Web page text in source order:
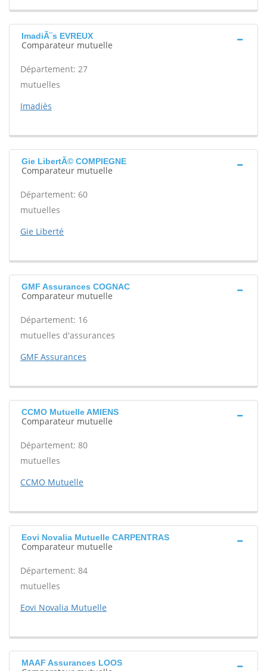
ImadiÃ¨s EVREUX
Comparateur mutuelle
Département: 27
mutuelles
Imadiès
Gie LibertÃ© COMPIEGNE
Comparateur mutuelle
Département: 60
mutuelles
Gie Liberté
GMF Assurances COGNAC
Comparateur mutuelle
Département: 16
mutuelles d'assurances
GMF Assurances
CCMO Mutuelle AMIENS
Comparateur mutuelle
Département: 80
mutuelles
CCMO Mutuelle
Eovi Novalia Mutuelle CARPENTRAS
Comparateur mutuelle
Département: 84
mutuelles
Eovi Novalia Mutuelle
MAAF Assurances LOOS